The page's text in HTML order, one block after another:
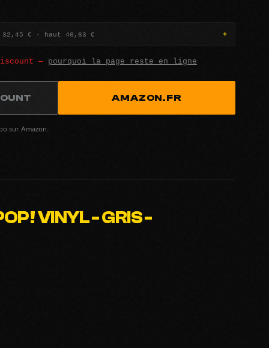
32,45 € · haut 46,63 €
— pourquoi la page reste en ligne
AMAZON.FR
sur Amazon.
VINYL - GRIS -